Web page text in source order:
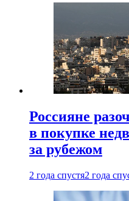
Россияне
в покупке
за рубежом
2 года спустя2 года